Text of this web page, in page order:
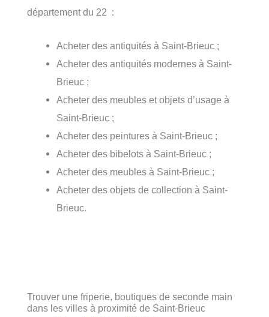
département du 22 :
Acheter des antiquités à Saint-Brieuc ;
Acheter des antiquités modernes à Saint-
Brieuc ;
Acheter des meubles et objets d’usage à
Saint-Brieuc ;
Acheter des peintures à Saint-Brieuc ;
Acheter des bibelots à Saint-Brieuc ;
Acheter des meubles à Saint-Brieuc ;
Acheter des objets de collection à Saint-
Brieuc.
Trouver une friperie, boutiques de seconde main
dans les villes à proximité de Saint-Brieuc